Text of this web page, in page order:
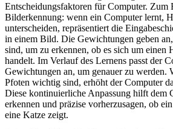
Entscheidungsfaktoren für Computer. Zum
Bilderkennung: wenn ein Computerlernt,
unterscheiden, repräsentiert die
in einem Bild. Die Gewichtungen geben
sind, um zu erkennen, ob es sich um einen
handelt. Im Verlaufdes Lernens passt der
Gewichtungen an, um genauerzu werden.
Pfoten wichtig sind, erhöht der Computer
Diese kontinuierliche Anpassung hilft dem
erkennen und präzise vorherzusagen, ob ein
eine Katze zeigt.